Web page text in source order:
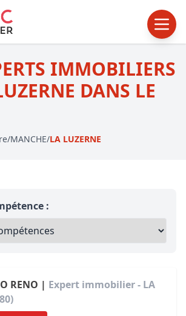
IMMOBILIERS
DANS LE
/MANCHE/LA LUZERNE
:
RENO | Expert immobilier - LA